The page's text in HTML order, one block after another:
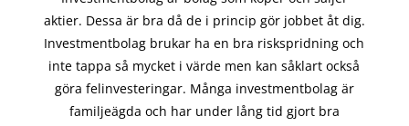
aktier. Dessa är bra då de i princip görjobbet åt dig.
Investmentbolag brukar ha en bra riskspridning och
inte tappa så mycket i värde men kan såklart också
göra felinvesteringar. Många investmentbolag är
familjeägda och har under lång tid gjort bra